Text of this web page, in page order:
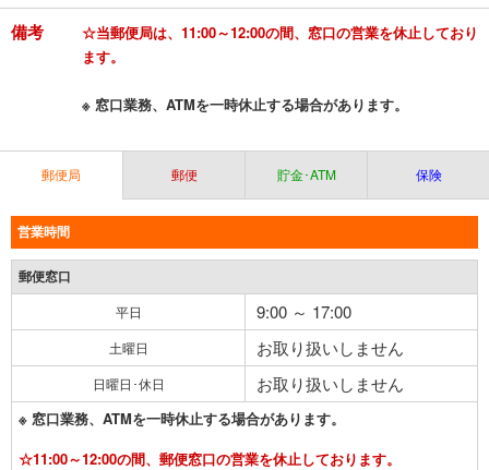
備考
☆当郵便局は、11:00～12:00の間、窓口の営業を休止しており
ます。
※ 窓口業務、ATMを一時休止する場合があります。
郵便局 郵便 貯金･ATM 保険
営業時間
郵便窓口
平日 9:00 ～ 17:00
土曜日 お取り扱いしません
日曜日･休日 お取り扱いしません
※ 窓口業務、ATMを一時休止する場合があります。
☆11:00～12:00の間、郵便窓口の営業を休止しております。